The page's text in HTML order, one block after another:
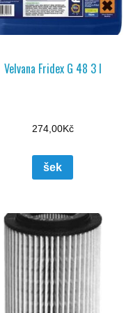
Velvana Fridex G 48 3 l
274,00Kč
šek